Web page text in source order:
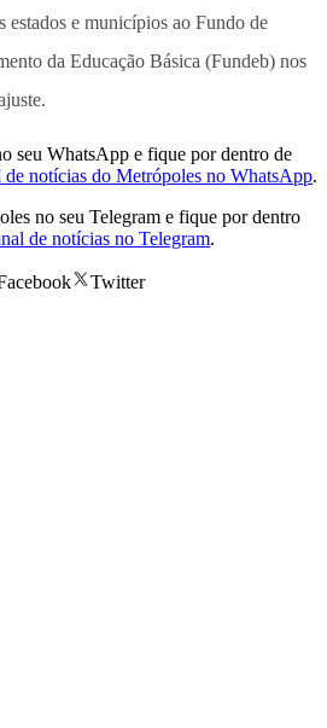
estados e municípios ao Fundo de
da Educação Básica (Fundeb) nos
seu WhatsApp e fique por dentro de
de notícias do Metrópoles no WhatsApp.
no seu Telegram e fique por dentro
de notícias no Telegram.
Twitter